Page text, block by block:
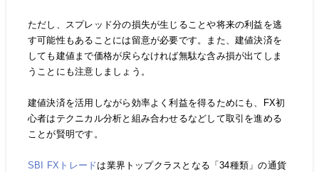
ただし、スプレッド分の損失が生じることや将来の利益を逃
す可能性もあることには留意が必要です。また、建値決済を
しても建値まで価格が戻らなければ無駄な含み損が出てしま
うことにも注意しましょう。
建値決済を活用しながら効率よく利益を得るためにも、FX初
心者はテクニカル分析と組み合わせるなどして取引を進める
ことが賢明です。
SBI FXトレードは業界トップクラスとなる「34種類」の通貨